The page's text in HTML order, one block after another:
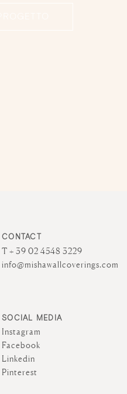
CONTACT
T + 39 02 4548 3229
info@mishawallcoverings.com
SOCIAL MEDIA
Instagram
Facebook
Linkedin
Pinterest